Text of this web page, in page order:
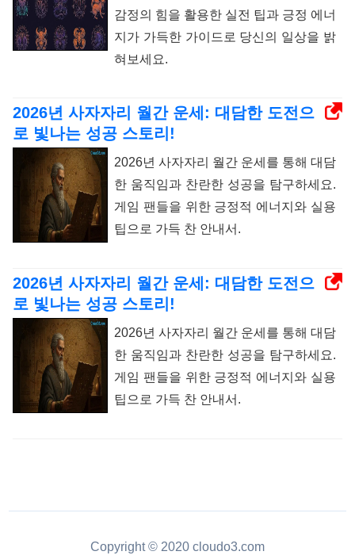
감정의 힘을 활용한 실전 팁과 긍정 에너
지가 가득한 가이드로 당신의 일상을 밝
혀보세요.
2026년 사자자리 월간 운세: 대담한 도전으
로 빛나는 성공 스토리!
2026년 사자자리 월간 운세를 통해 대담
한 움직임과 찬란한 성공을 탐구하세요.
게임 팬들을 위한 긍정적 에너지와 실용
팁으로 가득 찬 안내서.
2026년 사자자리 월간 운세: 대담한 도전으
로 빛나는 성공 스토리!
2026년 사자자리 월간 운세를 통해 대담
한 움직임과 찬란한 성공을 탐구하세요.
게임 팬들을 위한 긍정적 에너지와 실용
팁으로 가득 찬 안내서.
Copyright © 2020 cloudo3.com